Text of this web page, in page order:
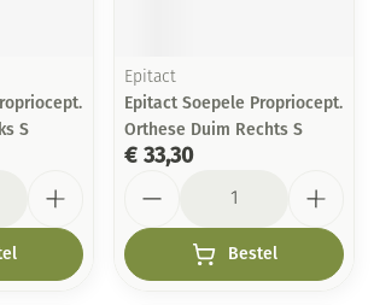
S
Epitact
Epitact Soepele Propriocept.
Orthese Duim Rechts S
€ 33,30
Bestel